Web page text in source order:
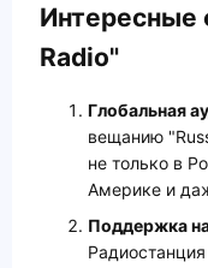
Интересные
Radio"
Глобальная
вещанию
не только в
Америке и
Поддержка